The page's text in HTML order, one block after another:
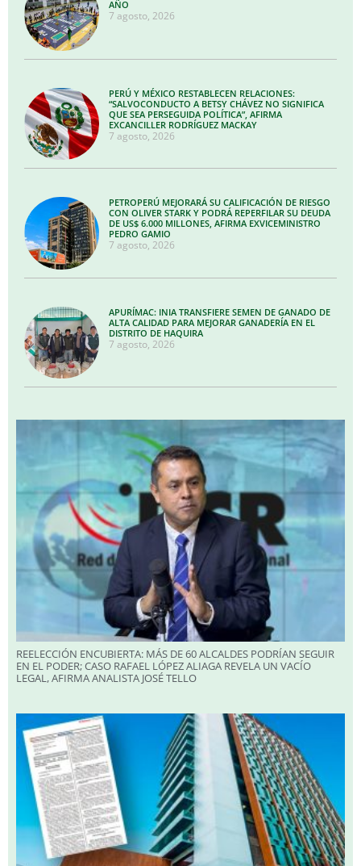
AÑO
7 agosto, 2026
PERÚ Y MÉXICO RESTABLECEN RELACIONES:
“SALVOCONDUCTO A BETSY CHÁVEZ NO SIGNIFICA
QUE SEA PERSEGUIDA POLÍTICA”, AFIRMA
EXCANCILLER RODRÍGUEZ MACKAY
7 agosto, 2026
PETROPERÚ MEJORARÁ SU CALIFICACIÓN DE RIESGO
CON OLIVER STARK Y PODRÁ REPERFILAR SU DEUDA
DE US$ 6.000 MILLONES, AFIRMA EXVICEMINISTRO
PEDRO GAMIO
7 agosto, 2026
APURÍMAC: INIA TRANSFIERE SEMEN DE GANADO DE
ALTA CALIDAD PARA MEJORAR GANADERÍA EN EL
DISTRITO DE HAQUIRA
7 agosto, 2026
REELECCIÓN ENCUBIERTA: MÁS DE 60 ALCALDES PODRÍAN SEGUIR
EN EL PODER; CASO RAFAEL LÓPEZ ALIAGA REVELA UN VACÍO
LEGAL, AFIRMA ANALISTA JOSÉ TELLO